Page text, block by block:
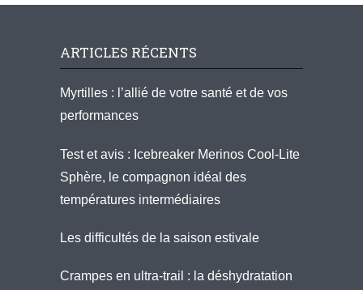
ARTICLES RÉCENTS
Myrtilles : l’allié de votre santé et de vos
performances
Test et avis : Icebreaker Merinos Cool-Lite
Sphère, le compagnon idéal des
températures intermédiaires
Les difficultés de la saison estivale
Crampes en ultra-trail : la déshydratation